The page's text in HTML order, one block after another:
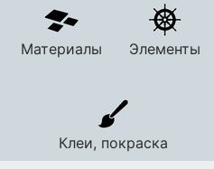
Материалы Элементы
Клеи, покраска